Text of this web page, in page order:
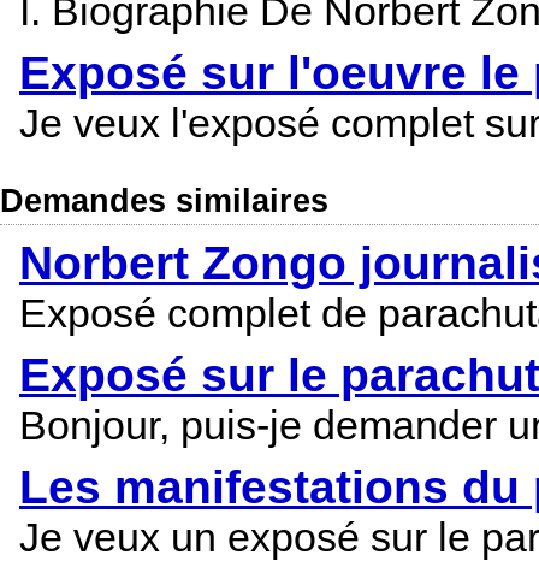
I. Biographie De Norbert
Exposé sur l'oeuvre
Je veux l'exposé complet
Demandes similaires
Norbert Zongo
Exposé complet de
Exposé sur le
Bonjour, puis-je demander
Les manifestations du
Je veux un exposé sur le